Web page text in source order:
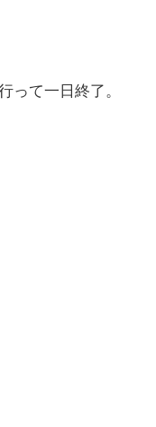
って一日終了。